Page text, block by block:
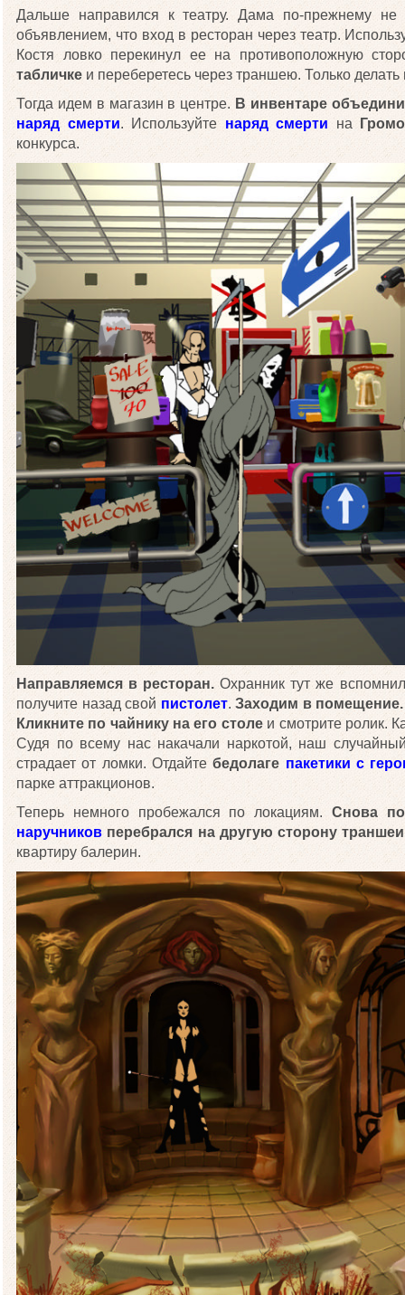
Дальше направился к театру. Дама по-прежнему не
объявлением, что вход в ресторан через театр.
Костя ловко перекинул ее на противоположную
табличке и переберетесь через траншею. Только делать
Тогда идем в магазин в центре. В инвентаре
наряд смерти. Используйте наряд смерти на
конкурса.
Направляемся в ресторан. Охранник тут же
получите назад свой пистолет. Заходим в помещение.
Кликните по чайнику на его столеи смотрите ролик.
Судя по всему нас накачали наркотой, наш
страдает от ломки. Отдайтебедолаге пакетики с
парке аттракционов.
Теперь немного пробежался по локациям.Снова
наручников перебрался на другую сторону
квартиру балерин.